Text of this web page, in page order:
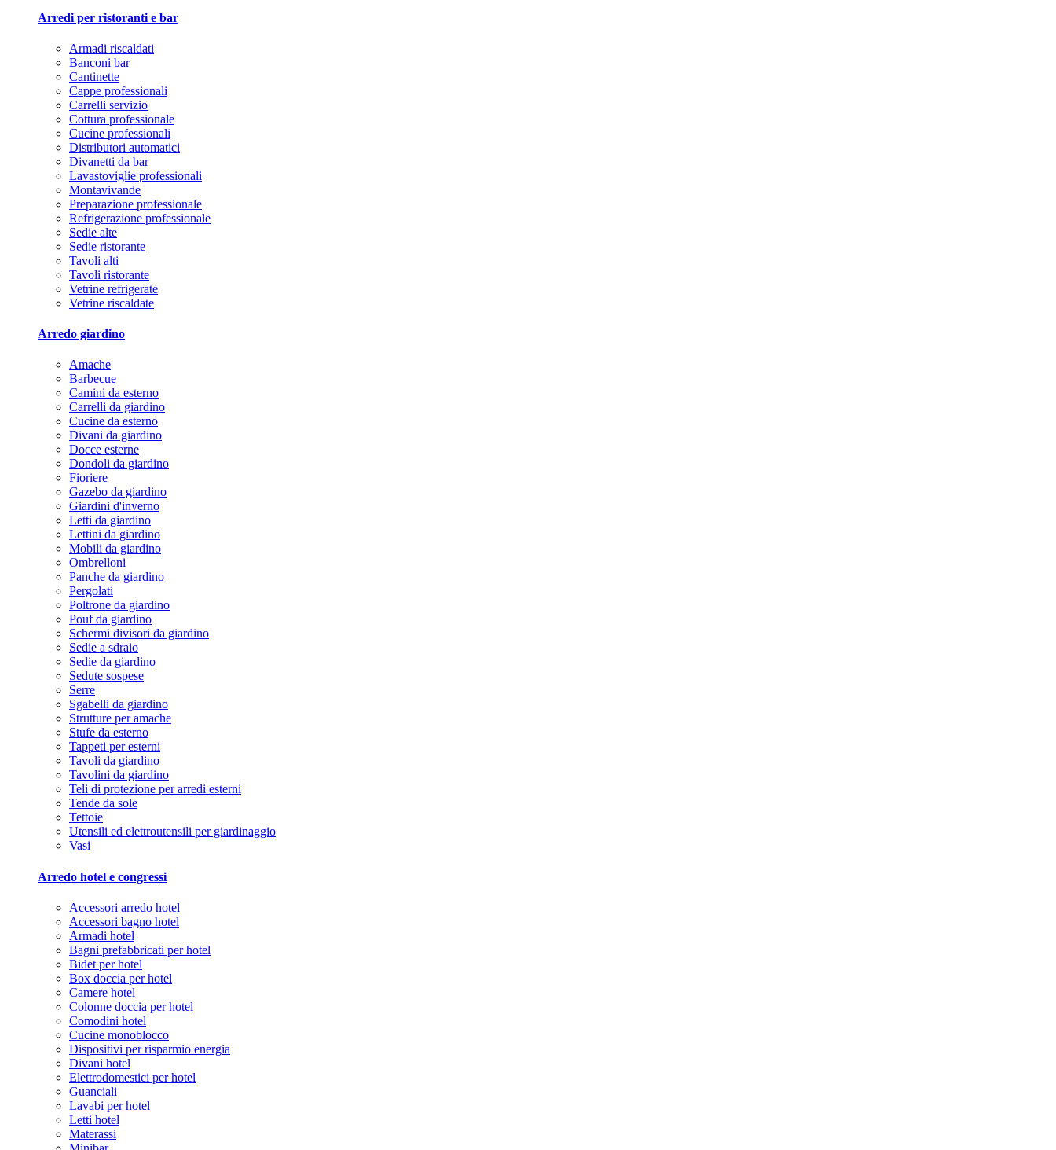
Arredi per ristoranti e bar
Armadi riscaldati
Banconi bar
Cantinette
Cappe professionali
Carrelli servizio
Cottura professionale
Cucine professionali
Distributori automatici
Divanetti da bar
Lavastoviglie professionali
Montavivande
Preparazione professionale
Refrigerazione professionale
Sedie alte
Sedie ristorante
Tavoli alti
Tavoli ristorante
Vetrine refrigerate
Vetrine riscaldate
Arredo giardino
Amache
Barbecue
Camini da esterno
Carrelli da giardino
Cucine da esterno
Divani da giardino
Docce esterne
Dondoli da giardino
Fioriere
Gazebo da giardino
Giardini d'inverno
Letti da giardino
Lettini da giardino
Mobili da giardino
Ombrelloni
Panche da giardino
Pergolati
Poltrone da giardino
Pouf da giardino
Schermi divisori da giardino
Sedie a sdraio
Sedie da giardino
Sedute sospese
Serre
Sgabelli da giardino
Strutture per amache
Stufe da esterno
Tappeti per esterni
Tavoli da giardino
Tavolini da giardino
Teli di protezione per arredi esterni
Tende da sole
Tettoie
Utensili ed elettroutensili per giardinaggio
Vasi
Arredo hotel e congressi
Accessori arredo hotel
Accessori bagno hotel
Armadi hotel
Bagni prefabbricati per hotel
Bidet per hotel
Box doccia per hotel
Camere hotel
Colonne doccia per hotel
Comodini hotel
Cucine monoblocco
Dispositivi per risparmio energia
Divani hotel
Elettrodomestici per hotel
Guanciali
Lavabi per hotel
Letti hotel
Materassi